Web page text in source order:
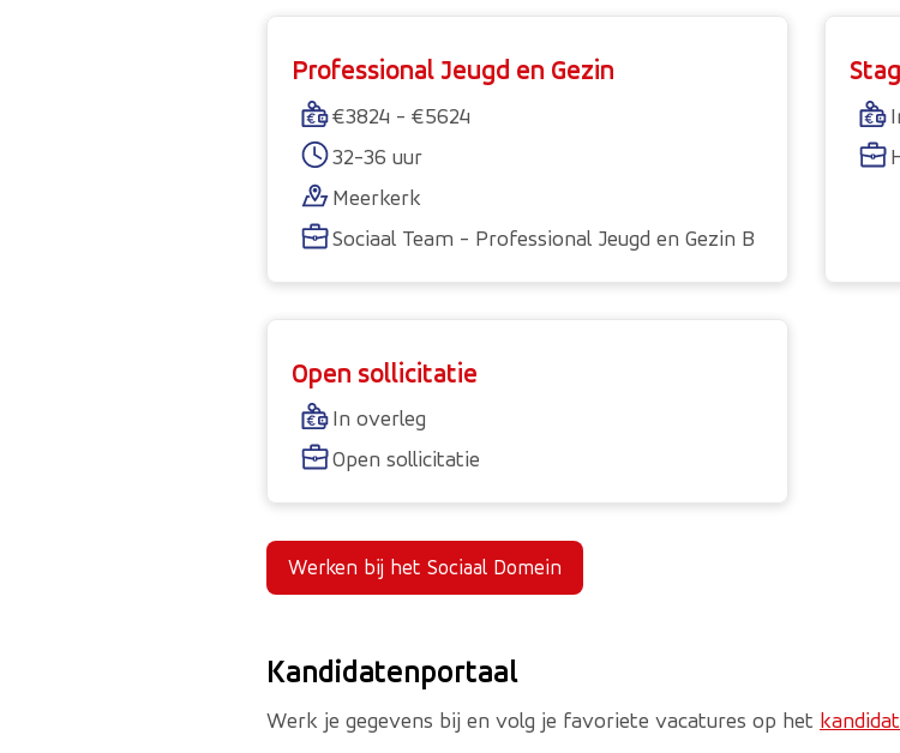
Professional Jeugd en Gezin
€3824 - €5624
32-36 uur
Meerkerk
Sociaal Team - Professional Jeugd en Gezin B
Open sollicitatie
In overleg
Open sollicitatie
Werken bij het Sociaal Domein
Kandidatenportaal
Werk je gegevens bij en volg je favoriete vacatures op het